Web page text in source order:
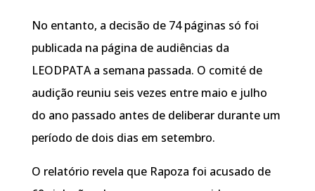
No entanto, a decisão de 74 páginas só foi
publicada na página de audiências da
LEODPATA a semana passada. O comité de
audição reuniu seis vezes entre maio e julho
do ano passado antes de deliberar durante um
período de dois dias em setembro.
O relatório revela que Rapoza foi acusado de